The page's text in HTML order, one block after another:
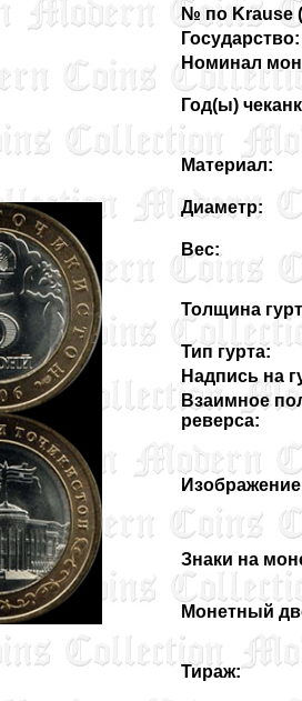
№ по Krause
Государство:
Номинал
Год(ы)
Материал:
Диаметр:
Вес:
Толщина
Тип гурта:
Надпись на
Взаимное
реверса:
Знаки на
Монетный
Тираж: